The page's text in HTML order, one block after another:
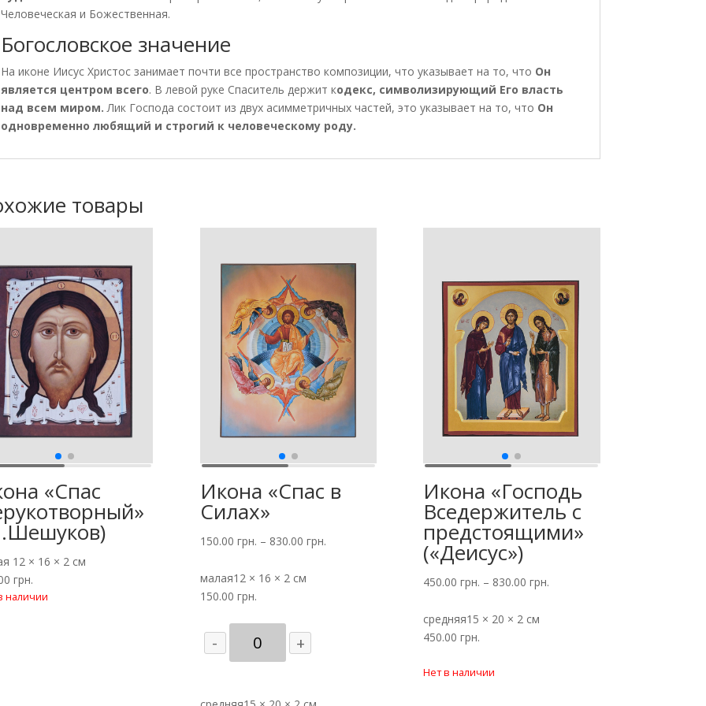
Человеческая и Божественная.
Богословское значение
На иконе Иисус Христос занимает почти все пространство композиции, что указывает на то, что Он
является центром всего. В левой руке Спаситель держит кодекс, символизирующий Его власть
над всем миром. Лик Господа состоит из двух асимметричных частей, это указывает на то, что Он
одновременно любящий и строгий к человеческому роду.
товары
«Спас
12 × 16 × 2 см
грн.
наличии
Икона «Спас в
Силах»
150.00 грн. – 830.00 грн.
малая12 × 16 × 2 см
150.00 грн.
-
Количество
товара
+
Икона «Господь
Вседержитель с
предстоящими»
(«Деисус»)
450.00грн. – 830.00грн.
средняя15 × 20 × 2 см
450.00грн.
Нет в наличии